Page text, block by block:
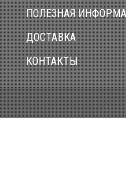
ПОЛЕЗНАЯ
ДОСТАВКА
КОНТАКТЫ